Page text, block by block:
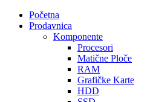
Početna
Prodavnica
Komponente
Procesori
Matične Ploče
RAM
Grafičke Karte
HDD